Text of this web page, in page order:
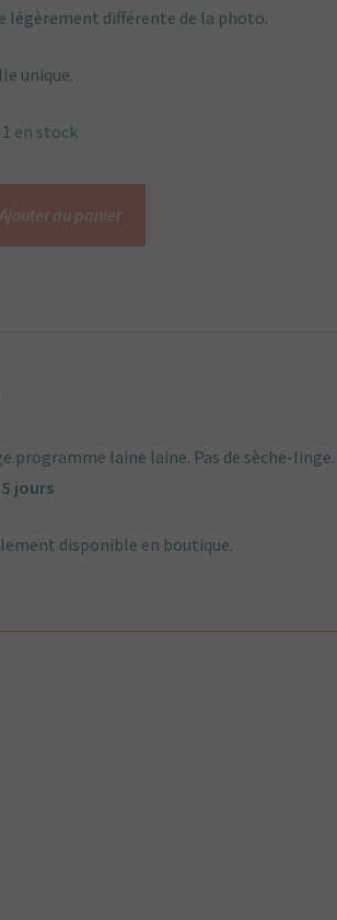
légèrement différente de la photo.
unique.
1 en stock
Ajouter au panier
programme laine laine. Pas de sèche-linge.
5 jours
disponible en boutique.